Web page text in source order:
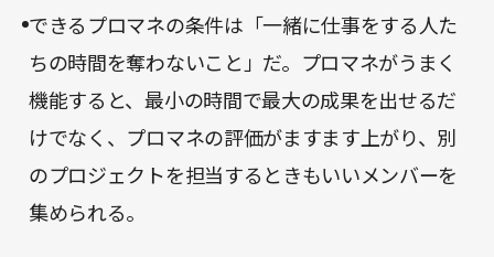
できるプロマネの条件は「一緒に仕事をする人た
ちの時間を奪わないこと」だ。プロマネがうまく
機能すると、最小の時間で最大の成果を出せるだ
けでなく、プロマネの評価がますます上がり、別
のプロジェクトを担当するときもいいメンバーを
集められる。